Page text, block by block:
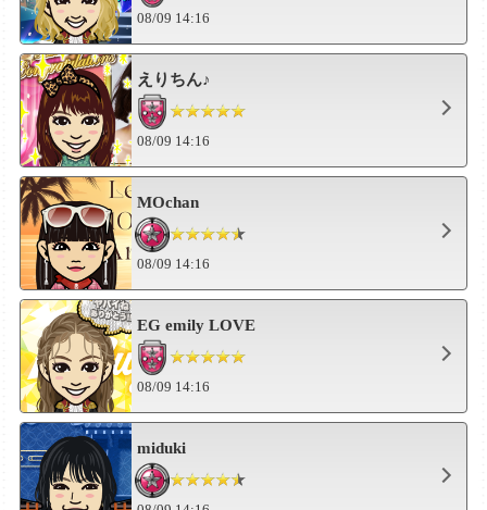
08/09 14:16
えりちん♪
08/09 14:16
MOchan
08/09 14:16
EG emily LOVE
08/09 14:16
miduki